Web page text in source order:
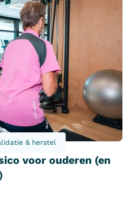
& herstel
voor ouderen (en